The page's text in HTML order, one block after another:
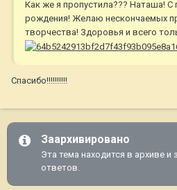
Как же я пропустила??? Наташа!
рождения! Желаю нескончаемых
творчества! Здоровья и всего
Спасибо!!!!!!!!!!
Заархивировано
Эта тема находится в архиве
ответов.